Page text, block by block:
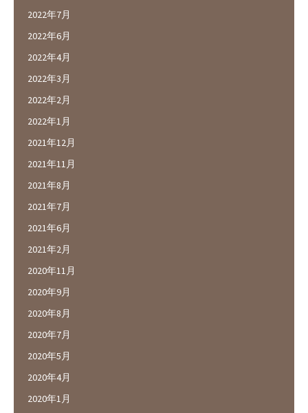
2022年7月
2022年6月
2022年4月
2022年3月
2022年2月
2022年1月
2021年12月
2021年11月
2021年8月
2021年7月
2021年6月
2021年2月
2020年11月
2020年9月
2020年8月
2020年7月
2020年5月
2020年4月
2020年1月